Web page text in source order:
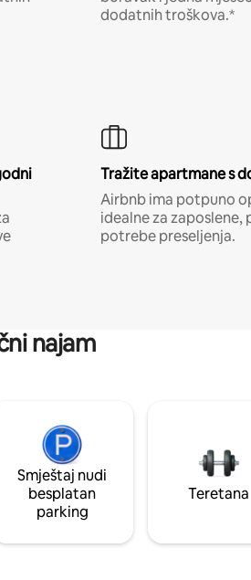
dodatnih troškova.*
Tražite apartmane s
Airbnb ima potpuno
idealne za zaposlene,
potrebe preseljenja.
najam
Smještaj nudi
besplatan
parking
Teretana